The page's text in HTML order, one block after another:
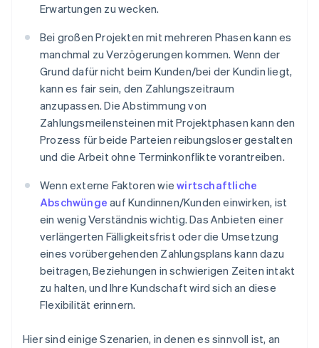
Erwartungen zu wecken.
Bei großen Projekten mit mehreren Phasen kann es
manchmal zu Verzögerungen kommen. Wenn der
Grund dafür nicht beim Kunden/bei der Kundin liegt,
kann es fair sein, den Zahlungszeitraum
anzupassen. Die Abstimmung von
Zahlungsmeilensteinen mit Projektphasen kann den
Prozess für beide Parteien reibungsloser gestalten
und die Arbeit ohne Terminkonflikte vorantreiben.
Wenn externe Faktoren wiewirtschaftliche
Abschwünge auf Kundinnen/Kunden einwirken, ist
ein wenig Verständnis wichtig. Das Anbieten einer
verlängerten Fälligkeitsfrist oder die Umsetzung
eines vorübergehenden Zahlungsplans kann dazu
beitragen, Beziehungen in schwierigen Zeiten intakt
zu halten, und Ihre Kundschaft wird sich an diese
Flexibilität erinnern.
Hier sind einige Szenarien, in denen es sinnvoll ist, an